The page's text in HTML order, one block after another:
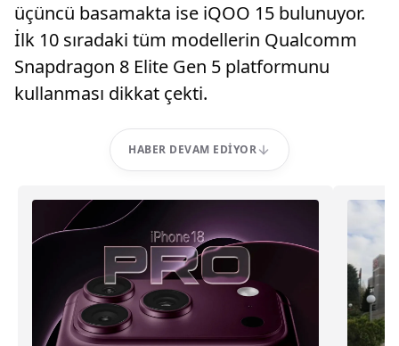
üçüncü basamakta ise iQOO 15 bulunuyor.
İlk 10 sıradaki tüm modellerin Qualcomm
Snapdragon 8 Elite Gen 5 platformunu
kullanması dikkat çekti.
HABER DEVAM EDIYOR